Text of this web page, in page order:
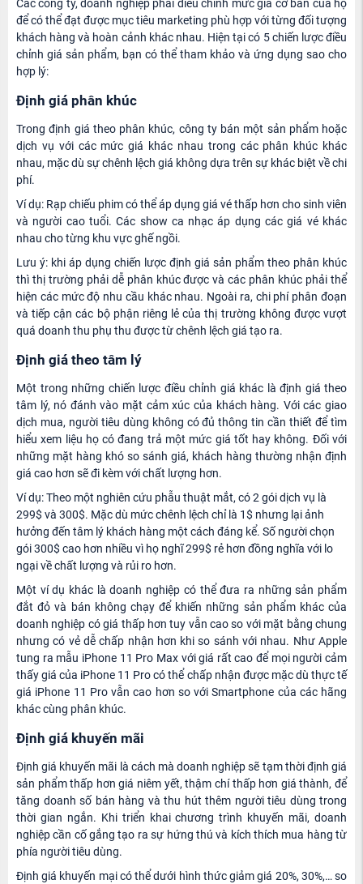
Các công ty, doanh nghiệp phải điều chỉnh mức giá cơ bản của họ
để có thể đạt được mục tiêu marketing phù hợp với từng đối tượng
khách hàng và hoàn cảnh khác nhau. Hiện tại có 5 chiến lược điều
chỉnh giá sản phẩm, bạn có thể tham khảo và ứng dụng sao cho
hợp lý:
Định giá phân khúc
Trong định giá theo phân khúc, công ty bán một sản phẩm hoặc
dịch vụ với các mức giá khác nhau trong các phân khúc khác
nhau, mặc dù sự chênh lệch giá không dựa trên sự khác biệt về chi
phí.
Ví dụ: Rạp chiếu phim có thể áp dụng giá vé thấp hơn cho sinh viên
và người cao tuổi. Các show ca nhạc áp dụng các giá vé khác
nhau cho từng khu vực ghế ngồi.
Lưu ý: khi áp dụng chiến lược định giá sản phẩm theo phân khúc
thì thị trường phải dễ phân khúc được và các phân khúc phải thể
hiện các mức độ nhu cầu khác nhau. Ngoài ra, chi phí phân đoạn
và tiếp cận các bộ phận riêng lẻ của thị trường không được vượt
quá doanh thu phụ thu được từ chênh lệch giá tạo ra.
Định giá theo tâm lý
Một trong những chiến lược điều chỉnh giá khác là định giá theo
tâm lý, nó đánh vào mặt cảm xúc của khách hàng. Với các giao
dịch mua, người tiêu dùng không có đủ thông tin cần thiết để tìm
hiểu xem liệu họ có đang trả một mức giá tốt hay không. Đối với
những mặt hàng khó so sánh giá, khách hàng thường nhận định
giá cao hơn sẽ đi kèm với chất lượng hơn.
Ví dụ: Theo một nghiên cứu phẫu thuật mắt, có 2 gói dịch vụ là
299$ và 300$. Mặc dù mức chênh lệch chỉ là 1$ nhưng lại ảnh
hưởng đến tâm lý khách hàng một cách đáng kể. Số người chọn
gói 300$ cao hơn nhiều vì họ nghĩ 299$ rẻ hơn đồng nghĩa với lo
ngại về chất lượng và rủi ro hơn.
Một ví dụ khác là doanh nghiệp có thể đưa ra những sản phẩm
đắt đỏ và bán không chạy để khiến những sản phẩm khác của
doanh nghiệp có giá thấp hơn tuy vẫn cao so với mặt bằng chung
nhưng có vẻ dễ chấp nhận hơn khi so sánh với nhau. Như Apple
tung ra mẫu iPhone 11 Pro Max với giá rất cao để mọi người cảm
thấy giá của iPhone 11 Pro có thể chấp nhận được mặc dù thực tế
giá iPhone 11 Pro vẫn cao hơn so với Smartphone của các hãng
khác cùng phân khúc.
Định giá khuyến mãi
Định giá khuyến mãi là cách mà doanh nghiệp sẽ tạm thời định giá
sản phẩm thấp hơn giá niêm yết, thậm chí thấp hơn giá thành, để
tăng doanh số bán hàng và thu hút thêm người tiêu dùng trong
thời gian ngắn. Khi triển khai chương trình khuyến mãi, doanh
nghiệp cần cố gắng tạo ra sự hứng thú và kích thích mua hàng từ
phía người tiêu dùng.
Định giá khuyến mại có thể dưới hình thức giảm giá 20%, 30%,… so